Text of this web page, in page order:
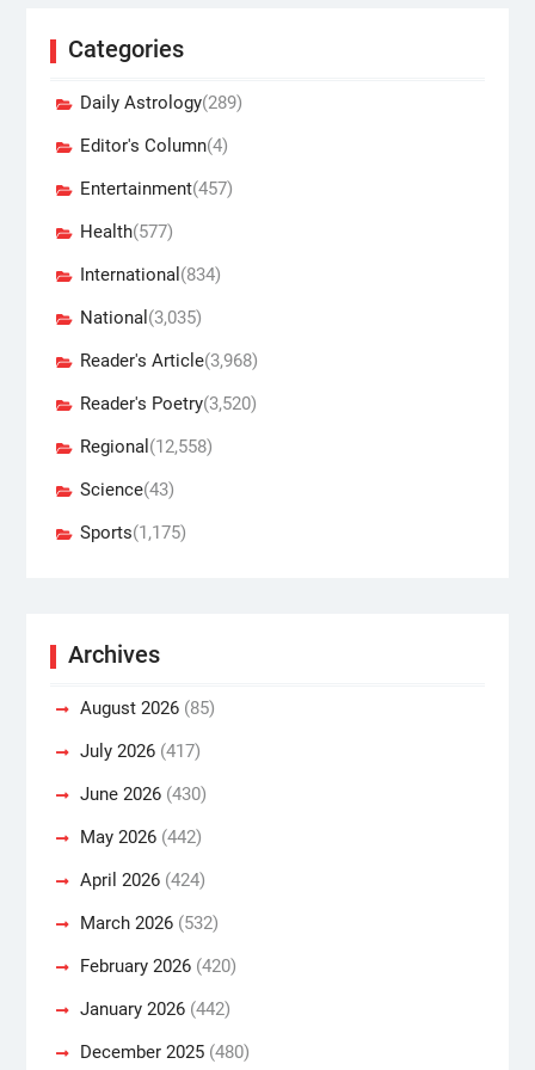
Categories
Daily Astrology(289)
Editor's Column(4)
Entertainment(457)
Health(577)
International (834)
National (3,035)
Reader's Article(3,968)
Reader's Poetry(3,520)
Regional (12,558)
Science(43)
Sports(1,175)
Archives
August 2026(85)
July 2026(417)
June 2026(430)
May 2026(442)
April 2026(424)
March 2026(532)
February 2026(420)
January 2026(442)
December 2025(480)